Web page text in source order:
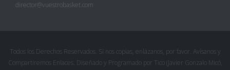
director@vuestrobasket.com
Todos los Derechos Reservados. Si nos copias, enlázanos, por favor. Avísanos y
Compartiremos Enlaces. Diseñado y Programado por Tico (Javier Gonzalo Micó,